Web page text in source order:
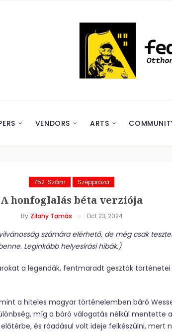
VENDORS ARTS
752. Szám Széppróza
A honfoglalás béta verziója
By Zilahy Tamás Oct 23, 2024
számára elérhető, de még csak
Leginkább helyesírási hibák.)
a legendák, fentmaradt geszták történetei
a hiteles magyar történelemben báró
míg a báró válogatás nélkül mentette
és ráadásul volt ideje felkészülni, mert